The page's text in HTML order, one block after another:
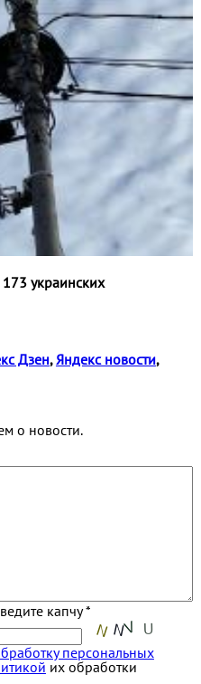
украинских
Дзен, Яндекс новости,
о новости.
капчу *
персональных
их обработки